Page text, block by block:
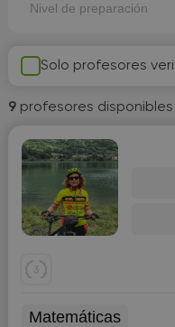
Solo profesores
9 profesores disponibles
Matemáticas
Nivel de preparación